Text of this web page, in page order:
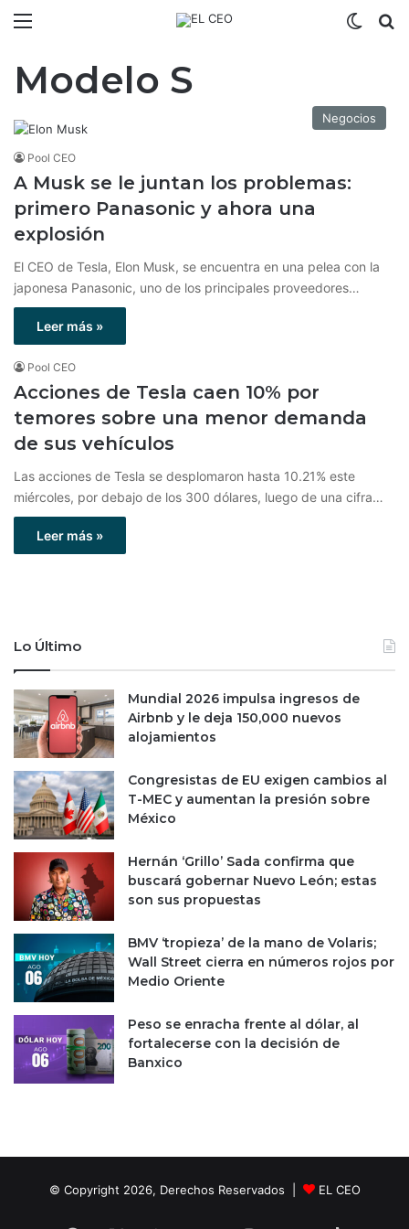
Modelo S
Negocios
Pool CEO
A Musk se le juntan los problemas:
primero Panasonic y ahora una
explosión
El CEO de Tesla, Elon Musk, se encuentra en una pelea con la
japonesa Panasonic, uno de los principales proveedores…
Leer más »
Pool CEO
Acciones de Tesla caen 10% por
temores sobre una menor demanda
de sus vehículos
Las acciones de Tesla se desplomaron hasta 10.21% este
miércoles, por debajo de los 300 dólares, luego de una cifra…
Leer más »
Lo Último
Mundial 2026 impulsa ingresos de
Airbnb y le deja 150,000 nuevos
alojamientos
Congresistas de EU exigen cambios al
T-MEC y aumentan la presión sobre
México
Hernán ‘Grillo’ Sada confirma que
buscará gobernar Nuevo León; estas
son sus propuestas
BMV ‘tropieza’ de la mano de Volaris;
Wall Street cierra en números rojos por
Medio Oriente
Peso se enracha frente al dólar, al
fortalecerse con la decisión de
Banxico
© Copyright 2026, Derechos Reservados | EL CEO